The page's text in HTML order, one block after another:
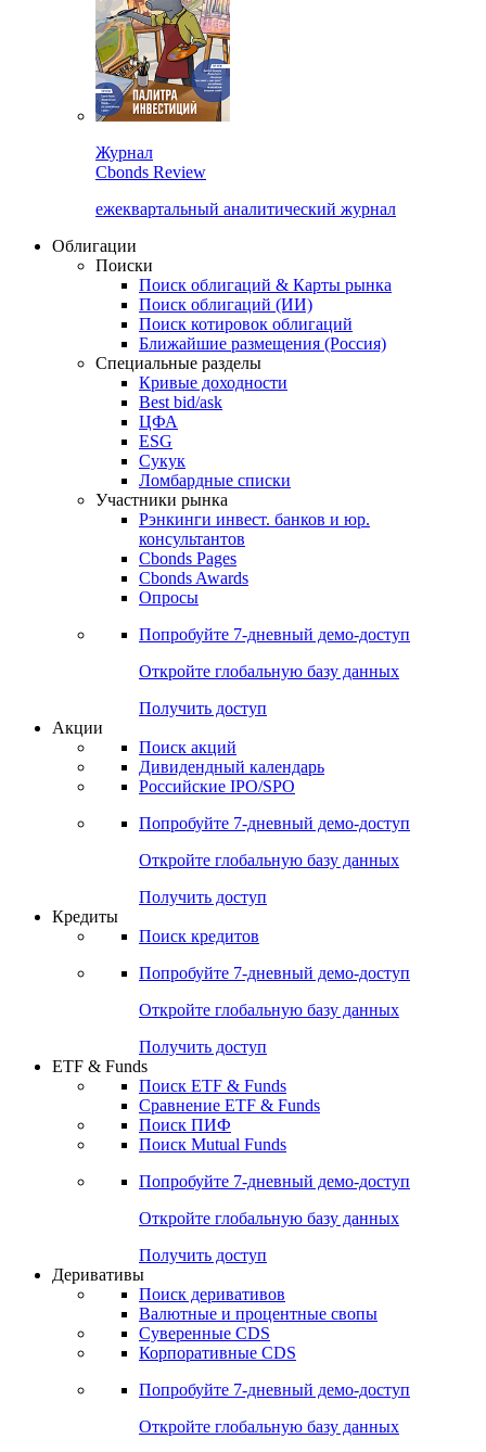
Журнал
Cbonds Review
ежеквартальный аналитический журнал
Облигации
Поиски
Поиск облигаций & Карты рынка
Поиск облигаций (ИИ)
Поиск котировок облигаций
Ближайшие размещения (Россия)
Специальные разделы
Кривые доходности
Best bid/ask
ЦФА
ESG
Сукук
Ломбардные списки
Участники рынка
Рэнкинги инвест. банков и юр.
консультантов
Cbonds Pages
Cbonds Awards
Опросы
Попробуйте 7-дневный демо-доступ
Откройте глобальную базу данных
Получить доступ
Акции
Поиск акций
Дивидендный календарь
Российские IPO/SPO
Попробуйте 7-дневный демо-доступ
Откройте глобальную базу данных
Получить доступ
Кредиты
Поиск кредитов
Попробуйте 7-дневный демо-доступ
Откройте глобальную базу данных
Получить доступ
ETF & Funds
Поиск ETF & Funds
Сравнение ETF & Funds
Поиск ПИФ
Поиск Mutual Funds
Попробуйте 7-дневный демо-доступ
Откройте глобальную базу данных
Получить доступ
Деривативы
Поиск деривативов
Валютные и процентные свопы
Суверенные CDS
Корпоративные CDS
Попробуйте 7-дневный демо-доступ
Откройте глобальную базу данных